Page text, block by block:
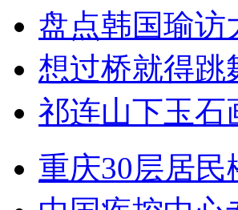
盘点韩国瑜访
想过桥就得跳
祁连山下玉石
重庆30层居